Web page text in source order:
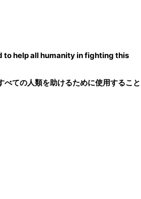
to help all humanity in fighting this
べての人類を助けるために使用すること